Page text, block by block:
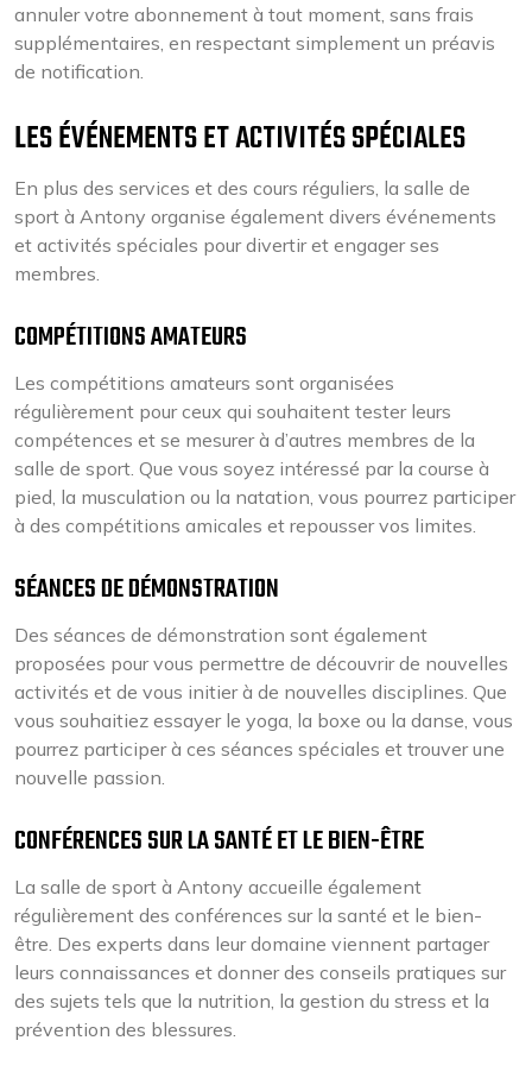
annuler votre abonnement à tout moment, sans frais
supplémentaires, en respectant simplement un préavis
de notification.
LES ÉVÉNEMENTS ET ACTIVITÉS SPÉCIALES
En plus des services et des cours réguliers, la salle de
sport à Antony organise également divers événements
et activités spéciales pour divertir et engager ses
membres.
COMPÉTITIONS AMATEURS
Les compétitions amateurs sont organisées
régulièrement pour ceux qui souhaitent tester leurs
compétences et se mesurer à d’autres membres de la
salle de sport. Que vous soyez intéressé par la course à
pied, la musculation ou la natation, vous pourrez participer
à des compétitions amicales et repousser vos limites.
SÉANCES DE DÉMONSTRATION
Des séances de démonstration sont également
proposées pour vous permettre de découvrir de nouvelles
activités et de vous initier à de nouvelles disciplines. Que
vous souhaitiez essayer le yoga, la boxe ou la danse, vous
pourrez participer à ces séances spéciales et trouver une
nouvelle passion.
CONFÉRENCES SUR LA SANTÉ ET LE BIEN-ÊTRE
La salle de sport à Antony accueille également
régulièrement des conférences sur la santé et le bien-
être. Des experts dans leur domaine viennent partager
leurs connaissances et donner des conseils pratiques sur
des sujets tels que la nutrition, la gestion du stress et la
prévention des blessures.